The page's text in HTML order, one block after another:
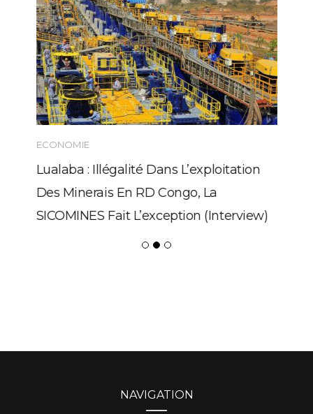
ECONOMIE
Lualaba : Illégalité Dans L’exploitation
Des Minerais En RD Congo, La
SICOMINES Fait L’exception (Interview)
NAVIGATION